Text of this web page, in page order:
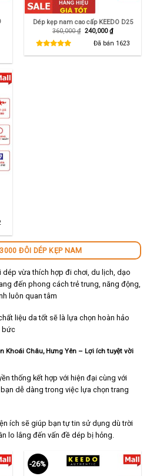
Dép kẹp nam cao cấp KEEDO D25
360,000₫ Giá
360,000 ₫.
240,000₫Giá
hiện
tại
là:
Đã bán 1623
ĐÔI DÉP KẸP NAM
vừa thích hợp đi chơi, du lịch, dạo
đến phong cách trẻ trung, năng động,
luôn quan tâm
liệu da tốt sẽ là lựa chọn hoàn hảo
bức
Khoái Châu, Hưng Yên – Lợi ích tuyệt vời
thống kết hợp với hiện đại cùng với
dễ dàng trong việc lựa chọn trang
ích sẽ giúp bạn tự tin sử dụng dù trời
lo lắng đến vấn đề dép bị hỏng.
-26%